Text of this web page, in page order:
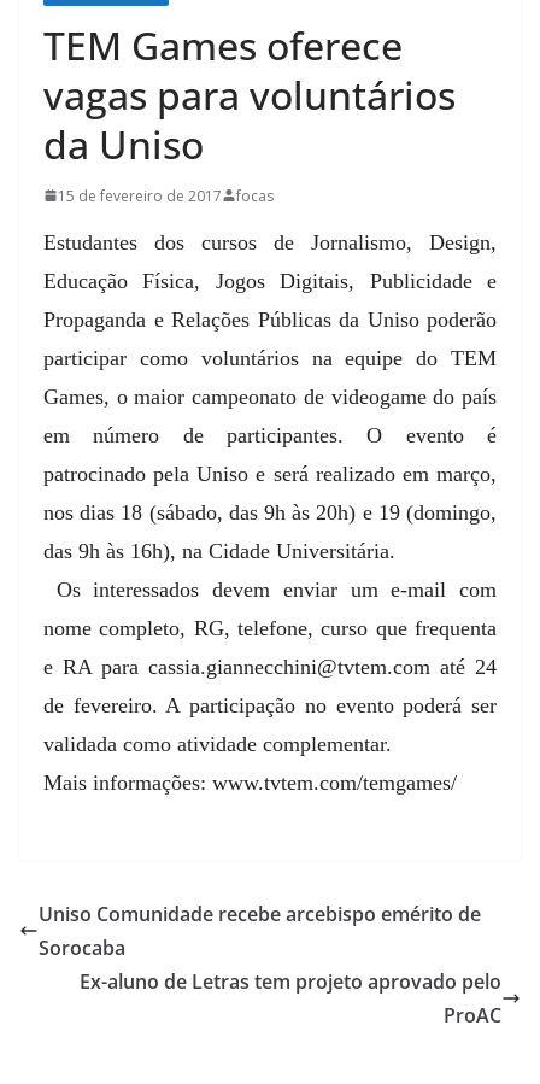
TEM Games oferece
vagas para voluntários
da Uniso
15 de fevereiro de 2017 focas
Estudantes dos cursos de Jornalismo, Design,
Educação Física, Jogos Digitais, Publicidade e
Propaganda e Relações Públicas da Uniso poderão
participar como voluntários na equipe do TEM
Games, o maior campeonato de videogame do país
em número de participantes. O evento é
patrocinado pela Uniso e será realizado em março,
nos dias 18 (sábado, das 9h às 20h) e 19 (domingo,
das 9h às 16h), na Cidade Universitária.
Os interessados devem enviar um e-mail com
nome completo, RG, telefone, curso que frequenta
e RA para cassia.giannecchini@tvtem.com até 24
de fevereiro. A participação no evento poderá ser
validada como atividade complementar.
Mais informações: www.tvtem.com/temgames/
Uniso Comunidade recebe arcebispo emérito de
Sorocaba
Ex-aluno de Letras tem projeto aprovado pelo
ProAC